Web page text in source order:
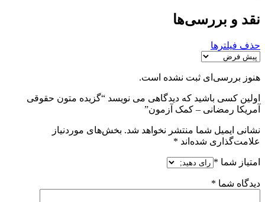
نقد و بررسی‌ها
حذف فیلترها
هنوز بررسی‌ای ثبت نشده است.
اولین کسی باشید که دیدگاهی می نویسد “گزیده متون حقوقی
آمریکا رمضانی – کمک آزمون”
نشانی ایمیل شما منتشر نخواهد شد. بخش‌های موردنیاز
علامت‌گذاری شده‌اند *
امتیاز شما *
دیدگاه شما *